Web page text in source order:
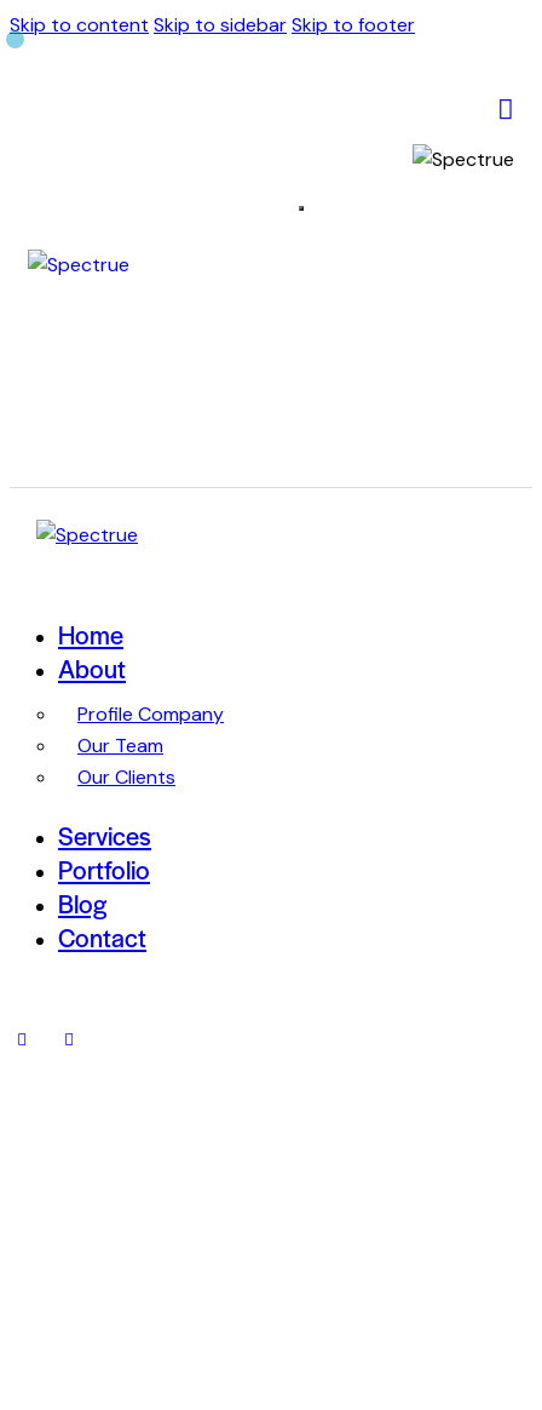
Skip to content Skip to sidebarSkip to footer
Home
About
Profile Company
Our Team
Our Clients
Services
Portfolio
Blog
Contact